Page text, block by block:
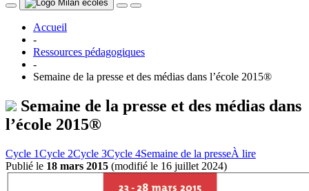
Accueil
-
Ressources pédagogiques
-
Semaine de la presse et des médias dans l’école 2015®
Semaine de la presse et des médias dans
l’école 2015®
Cycle 1Cycle 2Cycle 3Cycle 4Semaine de la presseÀ lire
Publié le 18 mars 2015 (modifié le 16 juillet 2024)